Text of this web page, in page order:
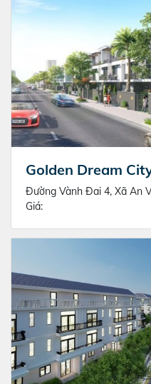
Golden Dream
Đường Vành Đai 4, Xã An
Giá: